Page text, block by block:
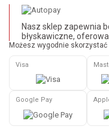
Nasz sklep zapewnia
błyskawiczne,
Możesz wygodnie skorzystać
Visa
Google Pay